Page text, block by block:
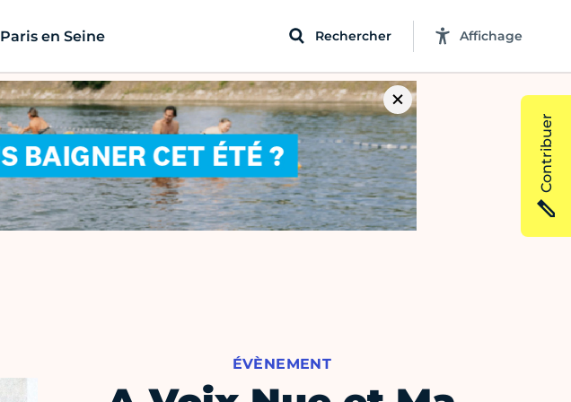
Paris en Seine Rechercher Affichage
ÉVÈNEMENT
Contribuer